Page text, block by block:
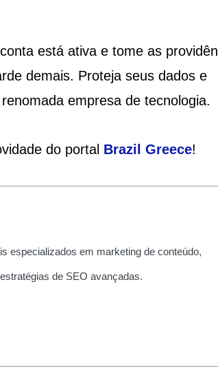
está ativa e tome as
demais. Proteja seus dados e
empresa de tecnologia.
do portal Brazil Greece!
especializados em marketing de conteúdo,
de SEO avançadas.